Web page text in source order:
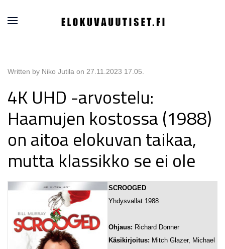
Written by Niko Jutila on 27.11.2023 17.05
4K UHD -arvostelu:
Haamujen kostossa (1988)
on aitoa elokuvan taikaa,
mutta klassikko se ei ole
SCROOGED
Yhdysvallat 1988
Ohjaus: Richard Donner
Käsikirjoitus: Mitch Glazer, Michael